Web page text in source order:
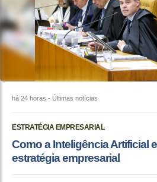
há 24 horas - Últimas notícias
ESTRATÉGIA EMPRESARIAL
Como a Inteligência Artificial
estratégia empresarial